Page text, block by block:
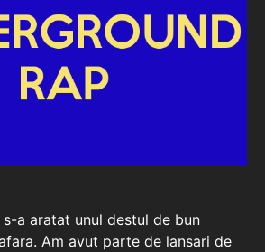
a aratat unul destul de bun
Am avut parte de lansari de